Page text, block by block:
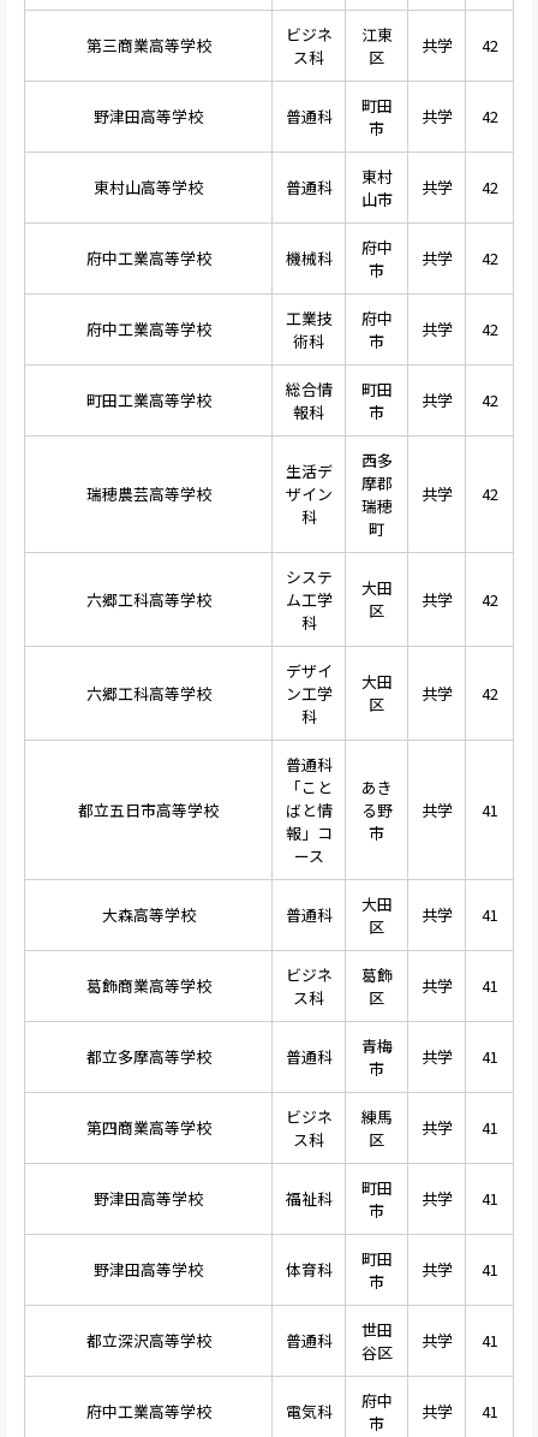
第三商業高等学校
ビジネ
ス科
江東
区
共学 42
野津田高等学校 普通科
町田
市
共学 42
東村山高等学校 普通科
東村
山市
共学 42
府中工業高等学校 機械科
府中
市
共学 42
府中工業高等学校
工業技
術科
府中
市
共学 42
町田工業高等学校
総合情
報科
町田
市
共学 42
瑞穂農芸高等学校
生活デ
ザイン
科
西多
摩郡
瑞穂
町
共学 42
六郷工科高等学校
システ
ム工学
科
大田
区
共学 42
六郷工科高等学校
デザイ
ン工学
科
大田
区
共学 42
都立五日市高等学校
普通科
「こと
ばと情
報」コ
ース
あき
る野
市
共学 41
大森高等学校 普通科
大田
区
共学 41
葛飾商業高等学校
ビジネ
ス科
葛飾
区
共学 41
都立多摩高等学校 普通科
青梅
市
共学 41
第四商業高等学校
ビジネ
ス科
練馬
区
共学 41
野津田高等学校 福祉科
町田
市
共学 41
野津田高等学校 体育科
町田
市
共学 41
都立深沢高等学校 普通科
世田
谷区
共学 41
府中工業高等学校 電気科
府中
市
共学 41